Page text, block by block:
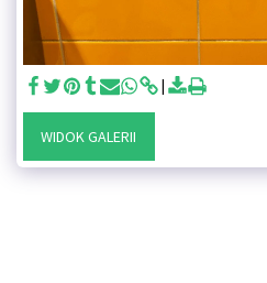
WIDOK GALERII